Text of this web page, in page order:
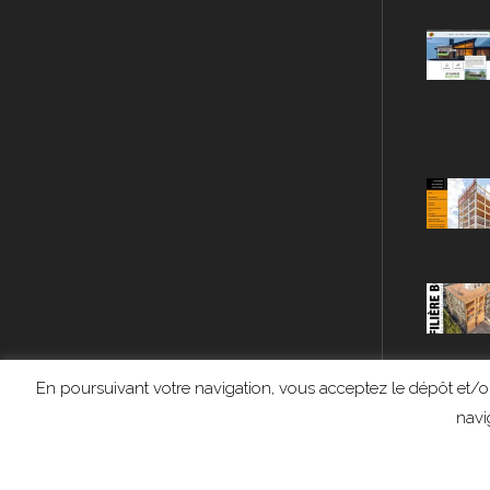
En poursuivant votre navigation, vous acceptez le dépôt et/